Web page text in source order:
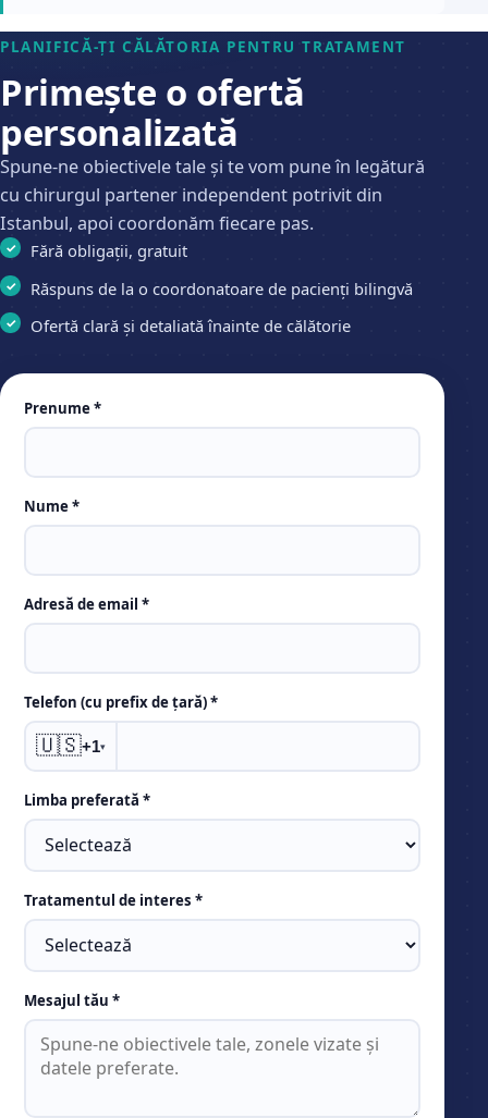
PLANIFICĂ-ȚI CĂLĂTORIA PENTRU TRATAMENT
Primește o ofertă
personalizată
Spune-ne obiectivele tale și te vom pune în legătură
cu chirurgul partener independent potrivit din
Istanbul, apoi coordonăm fiecare pas.
Fără obligații, gratuit
Răspuns de la o coordonatoare de pacienți bilingvă
Ofertă clară și detaliată înainte de călătorie
Leave
this
field
empty
Prenume *
Nume *
Adresă de email *
Telefon (cu prefix de țară) *
🇺🇸+1▾
Limba preferată *
Tratamentul de interes *
Mesajul tău *